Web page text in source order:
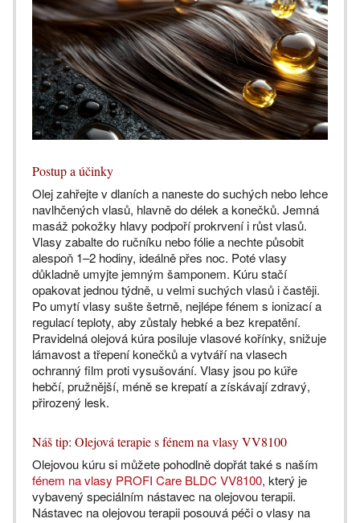
Postup a účinky
Olej zahřejte v dlaních a naneste do suchých nebo lehce
navlhčených vlasů, hlavně do délek a konečků. Jemná
masáž pokožky hlavy podpoří prokrvení i růst vlasů.
Vlasy zabalte do ručníku nebo fólie a nechte působit
alespoň 1–2 hodiny, ideálně přes noc. Poté vlasy
důkladně umyjte jemným šamponem. Kúru stačí
opakovat jednou týdně, u velmi suchých vlasů i častěji.
Po umytí vlasy sušte šetrně, nejlépe fénem s ionizací a
regulací teploty, aby zůstaly hebké a bez krepatění.
Pravidelná olejová kúra posiluje vlasové kořínky, snižuje
lámavost a třepení konečků a vytváří na vlasech
ochranný film proti vysušování. Vlasy jsou po kúře
hebčí, pružnější, méně se krepatí a získávají zdravý,
přirozený lesk.
Náš tip: Olejová terapie s fénem na vlasy VV8100
Olejovou kúru si můžete pohodlně dopřát také s naším
fénem na vlasy PROFI Care BLDC VV8100, který je
vybavený speciálním nástavec na olejovou terapii.
Nástavec na olejovou terapii posouvá péči o vlasy na